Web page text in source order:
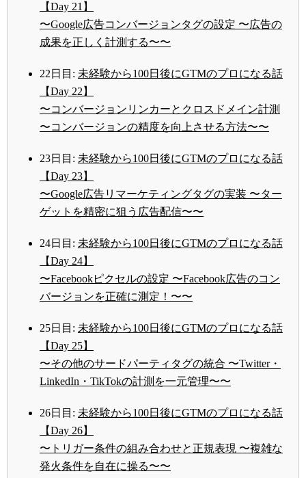
【Day 21】
〜Google広告コンバージョンタグの設定 〜広告の
成果を正しく計測する〜〜
22日目: 未経験から100日後にGTMのプロになる話
【Day 22】
〜コンバージョンリンカーとクロスドメイン計測
〜コンバージョンの精度を向上させる方法〜〜
23日目: 未経験から100日後にGTMのプロになる話
【Day 23】
〜Google広告リマーケティングタグの実装 〜ター
ゲットを精密に狙う広告配信〜〜
24日目: 未経験から100日後にGTMのプロになる話
【Day 24】
〜Facebookピクセルの設定 〜Facebook広告のコン
バージョンを正確に測定！〜〜
25日目: 未経験から100日後にGTMのプロになる話
【Day 25】
〜その他のサードパーティタグの統合 〜Twitter・
LinkedIn・TikTokの計測を一元管理〜〜
26日目: 未経験から100日後にGTMのプロになる話
【Day 26】
〜トリガー条件の組み合わせと正規表現 〜複雑な
発火条件を自在に操る〜〜